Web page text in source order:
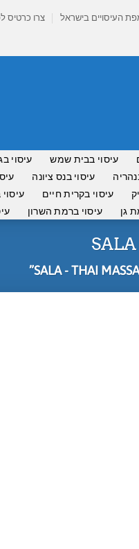
העיסויים בישראל צרו כרטיס
עיסוי בבית שמש עיסוי
עיסוי בנס ציונה
עיסוי בקרית חיים
גן עיסוי ברמת השרון